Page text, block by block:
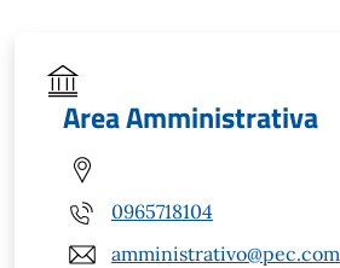
Area Amministrativa
0965718104